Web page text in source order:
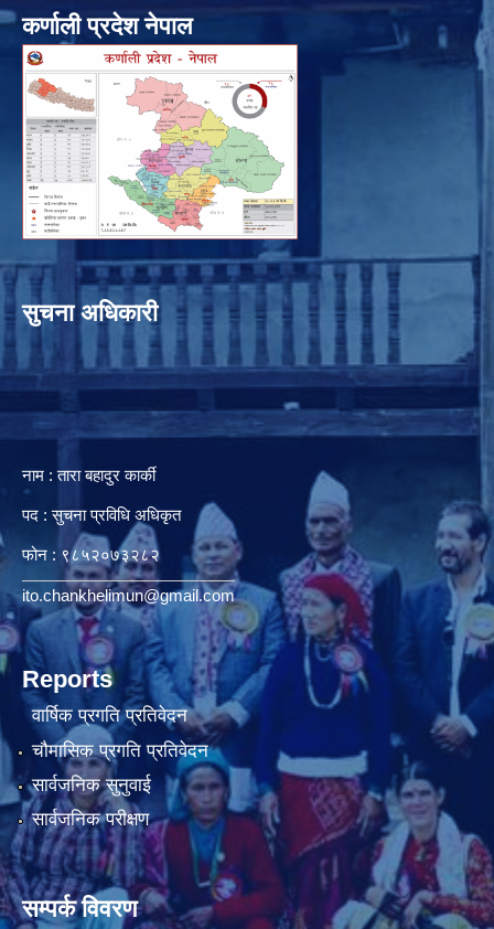
कर्णाली प्रदेश नेपाल
सुचना अधिकारी
नाम : तारा बहादुर कार्की
पद : सुचना प्रविधि अधिकृत
फोन : ९८५२०७३२८२
ito.chankhelimun@gmail.com
Reports
वार्षिक प्रगति प्रतिवेदन
चौमासिक प्रगति प्रतिवेदन
सार्वजनिक सुनुवाई
सार्वजनिक परीक्षण
सम्पर्क विवरण